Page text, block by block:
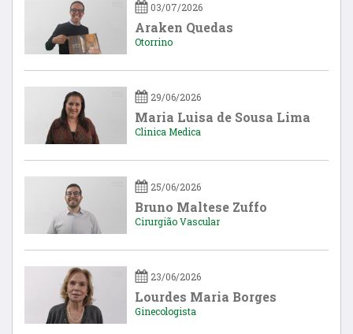
03/07/2026
Araken Quedas
Otorrino
29/06/2026
Maria Luisa de Sousa Lima
Clinica Medica
25/06/2026
Bruno Maltese Zuffo
Cirurgião Vascular
23/06/2026
Lourdes Maria Borges
Ginecologista